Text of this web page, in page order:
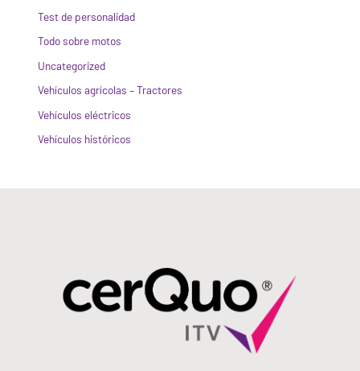
Test de personalidad
Todo sobre motos
Uncategorized
Vehículos agrícolas – Tractores
Vehículos eléctricos
Vehículos históricos